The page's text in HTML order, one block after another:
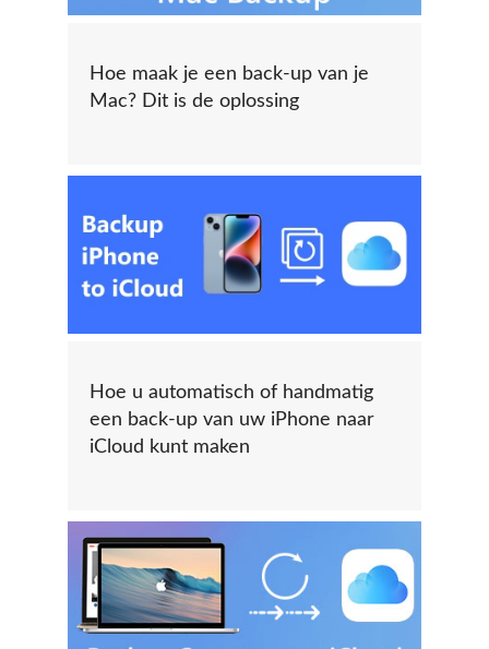
Hoe maak je een back-up van je
Mac? Dit is de oplossing
Hoe u automatisch of handmatig
een back-up van uw iPhone naar
iCloud kunt maken